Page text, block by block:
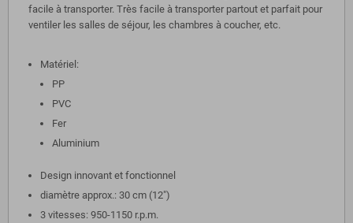
facile à transporter. Très facile à transporter partout et parfait pour
ventiler les salles de séjour, les chambres à coucher, etc.
Matériel:
PP
PVC
Fer
Aluminium
Design innovant et fonctionnel
diamètre approx.: 30 cm (12")
3 vitesses: 950-1150 r.p.m.